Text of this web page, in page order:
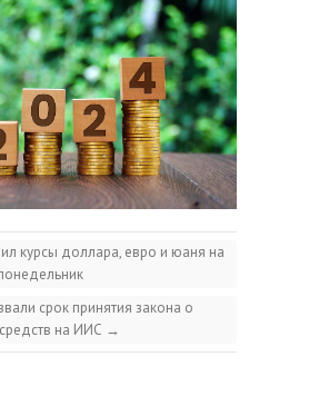
курсы доллара, евро и юаня на
срок принятия закона о
на ИИС →